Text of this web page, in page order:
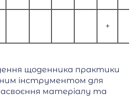
+
щоденника практики
інструментом для
матеріалу та